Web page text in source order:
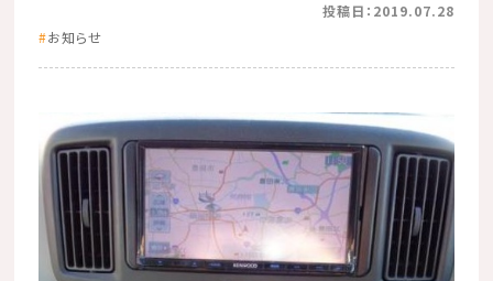
投稿日：2019.07.28
お知らせ